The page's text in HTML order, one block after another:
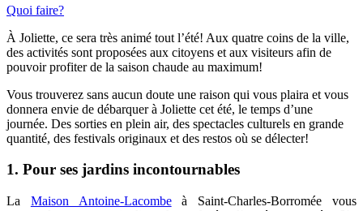
Quoi faire?
À Joliette, ce sera très animé tout l’été! Aux quatre coins de la ville,
des activités sont proposées aux citoyens et aux visiteurs afin de
pouvoir profiter de la saison chaude au maximum!
Vous trouverez sans aucun doute une raison qui vous plaira et vous
donnera envie de débarquer à Joliette cet été, le temps d’une
journée. Des sorties en plein air, des spectacles culturels en grande
quantité, des festivals originaux et des restos où se délecter!
1. Pour ses jardins incontournables
La Maison Antoine-Lacombeà Saint-Charles-Borromée vous